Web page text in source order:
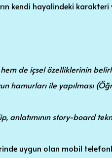
kendi hayalindeki
de içsel özelliklerinin
hamurları ile yapılması
story-board
uygun olan mobil